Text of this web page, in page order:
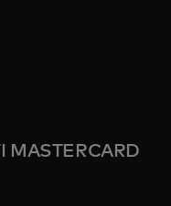
MASTERCARD